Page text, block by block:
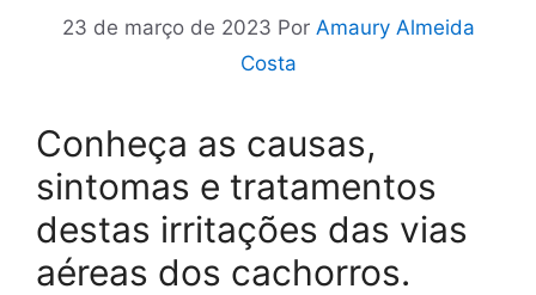
23 de março de 2023 Por Amaury Almeida
Costa
Conheça as causas,
sintomas e tratamentos
destas irritações das vias
aéreas dos cachorros.